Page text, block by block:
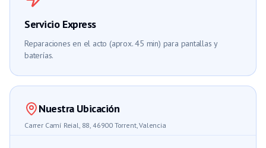
Servicio Express
Reparaciones en el acto (aprox. 45 min) para pantallas y
baterías.
Nuestra Ubicación
Carrer Camí Reial, 88, 46900 Torrent, Valencia